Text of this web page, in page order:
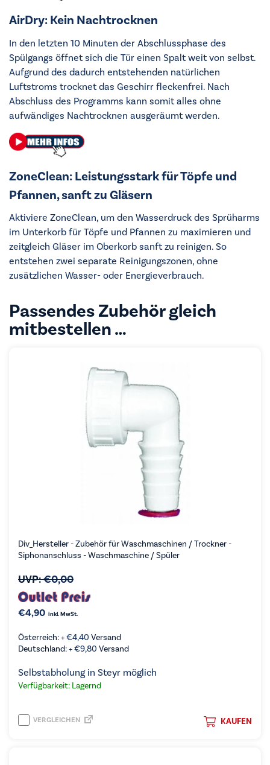
AirDry: Kein Nachtrocknen
In den letzten 10 Minuten der Abschlussphase des
Spülgangs öffnet sich die Tür einen Spalt weit von selbst.
Aufgrund des dadurch entstehenden natürlichen
Luftstroms trocknet das Geschirr fleckenfrei. Nach
Abschluss des Programms kann somit alles ohne
aufwändiges Nachtrocknen ausgeräumt werden.
ZoneClean: Leistungsstark für Töpfe und
Pfannen, sanft zu Gläsern
Aktiviere ZoneClean, um den Wasserdruck des Sprüharms
im Unterkorb für Töpfe und Pfannen zu maximieren und
zeitgleich Gläser im Oberkorb sanft zu reinigen. So
entstehen zwei separate Reinigungszonen, ohne
zusätzlichen Wasser- oder Energieverbrauch.
Passendes Zubehör gleich
mitbestellen …
Div_Hersteller - Zubehör für Waschmaschinen / Trockner -
Siphonanschluss - Waschmaschine / Spüler
UVP:€0,00
€4,90 inkl. MwSt.
Österreich: +€4,40 Versand
Deutschland: +€9,80 Versand
Selbstabholung in Steyr möglich
Verfügbarkeit: Lagernd
KAUFEN
VERGLEICHEN